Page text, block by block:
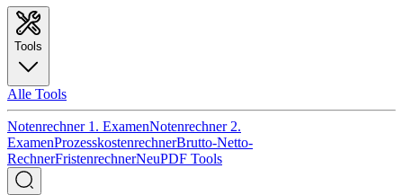
Tools
Alle Tools
Notenrechner 1. ExamenNotenrechner 2.
ExamenProzesskostenrechnerBrutto-Netto-
RechnerFristenrechnerNeuPDF Tools